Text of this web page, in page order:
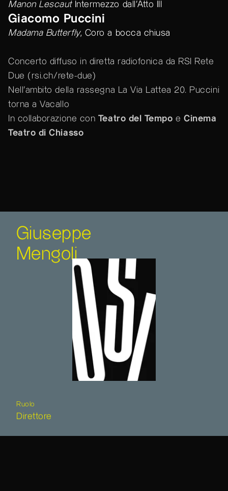
Manon LescautIntermezzo dall'Atto III
Giacomo Puccini
Madama Butterfly, Coro a bocca chiusa
Concerto diffuso in diretta radiofonica da RSI Rete
Due ( rsi.ch/rete-due)
Nell’ambito della rassegna La Via Lattea 20. Puccini
torna a Vacallo
In collaborazione con Teatro del Tempo eCinema
Teatro di Chiasso
Giuseppe
Mengoli
Ruolo
Direttore